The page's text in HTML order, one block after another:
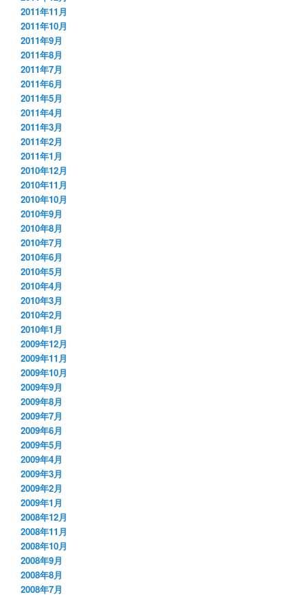
2011年11月
2011年10月
2011年9月
2011年8月
2011年7月
2011年6月
2011年5月
2011年4月
2011年3月
2011年2月
2011年1月
2010年12月
2010年11月
2010年10月
2010年9月
2010年8月
2010年7月
2010年6月
2010年5月
2010年4月
2010年3月
2010年2月
2010年1月
2009年12月
2009年11月
2009年10月
2009年9月
2009年8月
2009年7月
2009年6月
2009年5月
2009年4月
2009年3月
2009年2月
2009年1月
2008年12月
2008年11月
2008年10月
2008年9月
2008年8月
2008年7月